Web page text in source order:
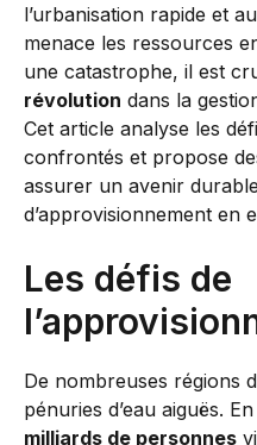
l’urbanisation rapide et
menace les ressources
une catastrophe, il est
révolution dans la
Cet article analyse les
confrontés et propose
assurer un avenir
d’approvisionnement en
Les défis de
De nombreuses régions
pénuries d’eau aiguës.
milliards de personnes